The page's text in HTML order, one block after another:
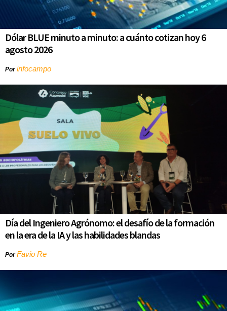
Dólar BLUE minuto a minuto: a cuánto cotizan hoy 6
agosto 2026
Porinfocampo
Día del Ingeniero Agrónomo: el desafío de la formación
en la era de la IA y las habilidades blandas
PorFavio Re